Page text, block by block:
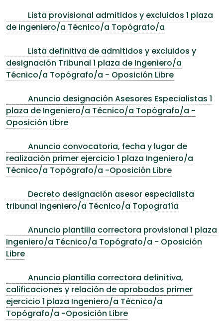
Lista provisional admitidos y excluidos 1 plaza
de Ingeniero/a Técnico/a Topógrafo/a
Lista definitiva de admitidos y excluidos y
designación Tribunal 1 plaza de Ingeniero/a
Técnico/a Topógrafo/a - Oposición Libre
Anuncio designación Asesores Especialistas 1
plaza de Ingeniero/a Técnico/a Topógrafo/a -
Oposición Libre
Anuncio convocatoria, fecha y lugar de
realización primer ejercicio 1 plaza Ingeniero/a
Técnico/a Topógrafo/a -Oposición Libre
Decreto designación asesor especialista
tribunal Ingeniero/a Técnico/a Topografía
Anuncio plantilla correctora provisional 1 plaza
Ingeniero/a Técnico/a Topógrafo/a - Oposición
Libre
Anuncio plantilla correctora definitiva,
calificaciones y relación de aprobados primer
ejercicio 1 plaza Ingeniero/a Técnico/a
Topógrafo/a -Oposición Libre